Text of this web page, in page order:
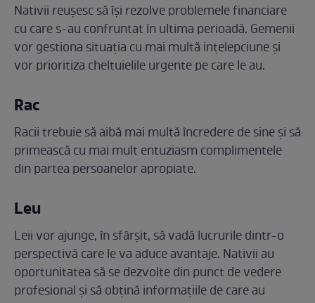
Nativii reușesc să își rezolve problemele financiare
cu care s-au confruntat în ultima perioadă. Gemenii
vor gestiona situația cu mai multă ințelepciune și
vor prioritiza cheltuielile urgente pe care le au.
Rac
Racii trebuie să aibă mai multă încredere de sine și să
primească cu mai mult entuziasm complimentele
din partea persoanelor apropiate.
Leu
Leii vor ajunge, în sfârșit, să vadă lucrurile dintr-o
perspectivă care le va aduce avantaje. Nativii au
oportunitatea să se dezvolte din punct de vedere
profesional și să obțină informațiile de care au